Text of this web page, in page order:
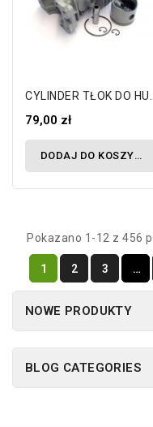
CYLINDER
79,00 zł
DODAJ DO KOSZYKA
Pokazano 1-12 z 456
1 2 3 …
NOWE PRODUKTY
BLOG CATEGORIES